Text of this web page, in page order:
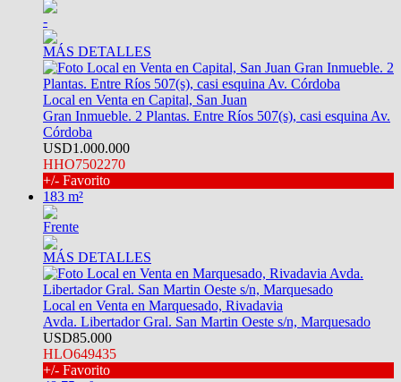
-
MÁS DETALLES
Local en Venta en Capital, San Juan
Gran Inmueble. 2 Plantas. Entre Ríos 507(s), casi esquina Av.
Córdoba
USD1.000.000
HHO7502270
+/- Favorito
183 m²
Frente
MÁS DETALLES
Local en Venta en Marquesado, Rivadavia
Avda. Libertador Gral. San Martin Oeste s/n, Marquesado
USD85.000
HLO649435
+/- Favorito